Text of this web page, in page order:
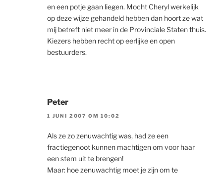
en een potje gaan liegen. Mocht Cheryl werkelijk
op deze wijze gehandeld hebben dan hoort ze wat
mij betreft niet meer in de Provinciale Staten thuis.
Kiezers hebben recht op eerlijke en open
bestuurders.
Peter
1 JUNI 2007 OM 10:02
Als ze zo zenuwachtig was, had ze een
fractiegenoot kunnen machtigen om voor haar
een stem uit te brengen!
Maar: hoe zenuwachtig moet je zijn om te